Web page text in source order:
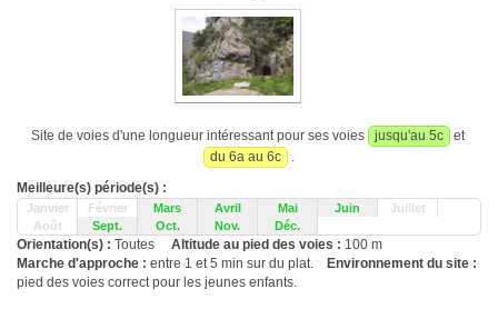
Site de voies d'une longueur intéressant pour ses voies jusqu'au 5c
et
du 6a au 6c
.
Meilleure(s) période(s) :
Janvier Février Mars Avril Mai Juin
Juillet
Août
Sept. Oct. Nov. Déc.
Orientation(s) : Toutes Altitude au pied des voies : 100 m
Marche d'approche : entre 1 et 5 min sur du plat.
Environnement du site :
pied des voies correct pour les jeunes enfants.